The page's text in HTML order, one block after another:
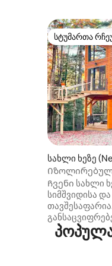
სტუმართა
სტუმართა
სახლი ხეზე
ხეზე - ჯაკუზი
Ჩვენი სახლი
სიმშვიდისა
სახლში ხეზე
ახალ დონეზე